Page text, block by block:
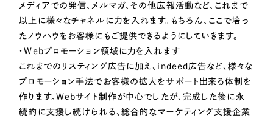
Works
制作実績
全国1,400社以上の支援実績の中から
実績の
一部をご紹介します
ブックマークしたサイト
メディアでの発信、メルマガ、その他広報活動など、これまで
以上に様々なチャネルに力を入れます。もちろん、ここで培っ
たノウハウをお客様にもご提供できるようにしていきます。
・Webプロモーション領域に力を入れます
これまでのリスティング広告に加え、indeed広告など、様々な
プロモーション手法でお客様の拡大をサポート出来る体制を
作ります。Webサイト制作が中心でしたが、完成した後に永
続的に支援し続けられる、総合的なマーケティング支援企業